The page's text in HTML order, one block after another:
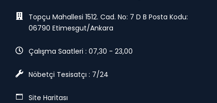
Topçu Mahallesi 1512. Cad. No: 7 D B Posta Kodu:
06790 Etimesgut/Ankara
Çalışma Saatleri : 07,30 - 23,00
Nöbetçi Tesisatçı : 7/24
Site Haritası